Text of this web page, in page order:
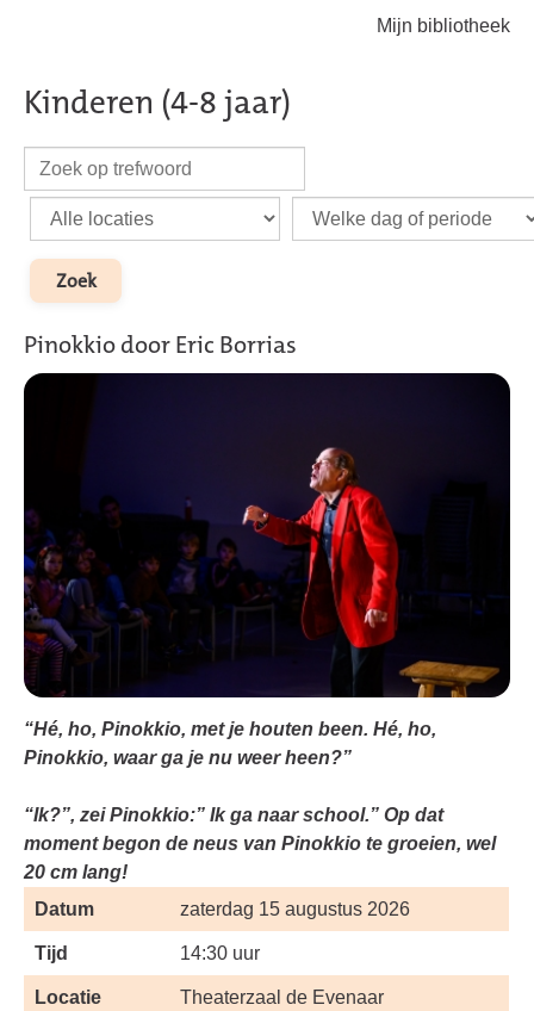
Mijn bibliotheek
Kinderen (4-8 jaar)
Pinokkio door Eric Borrias
“Hé, ho, Pinokkio, met je houten been. Hé, ho,
Pinokkio, waar ga je nu weer heen?”
“Ik?”, zei Pinokkio:” Ik ga naar school.” Op dat
moment begon de neus van Pinokkio te groeien, wel
20 cm lang!
Datum
zaterdag 15 augustus 2026
Tijd 14:30 uur
Locatie Theaterzaal de Evenaar